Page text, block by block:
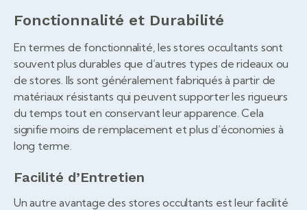
Fonctionnalité et Durabilité
En termes de fonctionnalité, les stores occultants sont
souvent plus durables que d’autres types de rideaux ou
de stores. Ils sont généralement fabriqués à partir de
matériaux résistants qui peuvent supporter les rigueurs
du temps tout en conservant leur apparence. Cela
signifie moins de remplacement et plus d’économies à
long terme.
Facilité d’Entretien
Un autre avantage des stores occultants est leur facilité